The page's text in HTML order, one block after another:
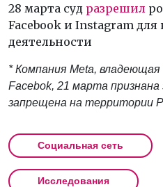
28 марта суд разрешил
Facebook и Instagram
деятельности
* Компания Meta,
Facebok, 21 марта
запрещена на территории
Социальная сеть
Исследования